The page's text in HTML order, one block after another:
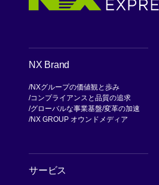
NX Brand
NXグループの価値観と歩み
コンプライアンスと品質の追求
グローバルな事業基盤 変革の加速
NX GROUP オウンドメディア
サービス